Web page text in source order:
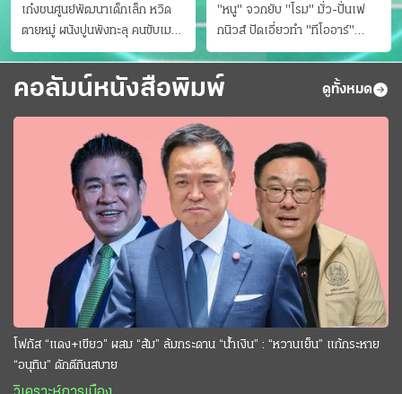
เก๋งชนศูนย์พัฒนาเด็กเล็ก หวิด
ตายหมู่ ผนังปูนพังทะลุ คนขับเมา
ยา
"หนู" จวกยับ "โรม" มั่ว-ปั่นเฟ
กนิวส์ ปัดเอี่ยวทํา "ทีโออาร์"
ต้นทางโกงสอบฉาว
คอลัมน์หนังสือพิมพ์ ดูทั้งหมด
โฟกัส “แดง+เขียว” ผสม “ส้ม” ล้มกระดาน “นํ้าเงิน” : “หวานเย็น” แก้กระหาย
“อนุทิน” ดักตีกินสบาย